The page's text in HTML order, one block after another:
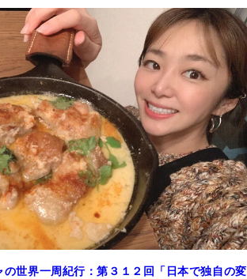
の世界一周紀行：第３１２回「日本で独自の変